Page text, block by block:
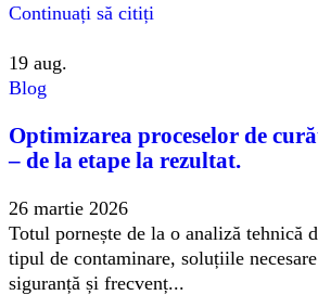
Continuați să citiți
19 aug.
Blog
Optimizarea proceselor de
– de la etape la rezultat.
26 martie 2026
Totul pornește de la o analiză tehnică
tipul de contaminare, soluțiile
siguranță și frecvenț...